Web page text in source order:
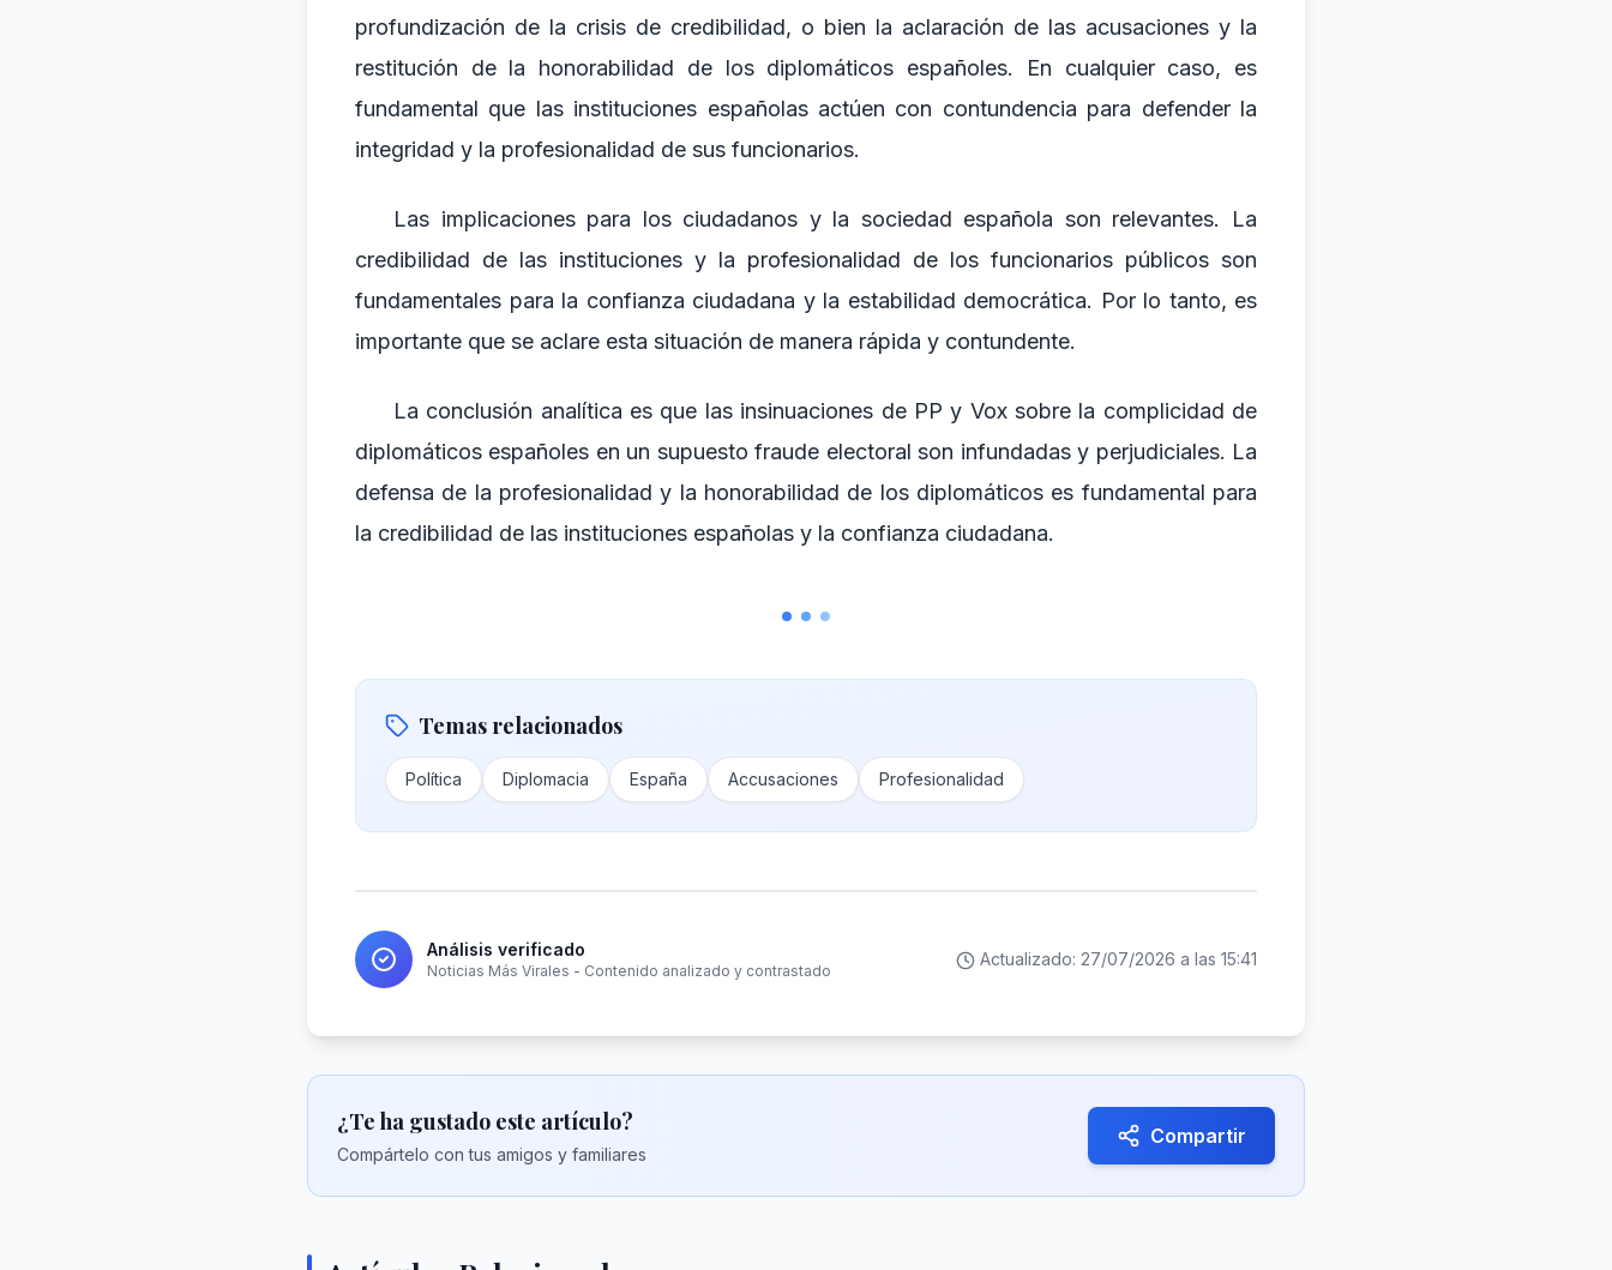
profundización de la crisis de credibilidad, o bien la aclaración de las acusaciones y la
restitución de la honorabilidad de los diplomáticos españoles. En cualquier caso, es
fundamental que las instituciones españolas actúen con contundencia para defender la
integridad y la profesionalidad de sus funcionarios.
Las implicaciones para los ciudadanos y la sociedad española son relevantes. La
credibilidad de las instituciones y la profesionalidad de los funcionarios públicos son
fundamentales para la confianza ciudadana y la estabilidad democrática. Por lo tanto, es
importante que se aclare esta situación de manera rápida y contundente.
La conclusión analítica es que las insinuaciones de PP y Vox sobre la complicidad de
diplomáticos españoles en un supuesto fraude electoral son infundadas y perjudiciales. La
defensa de la profesionalidad y la honorabilidad de los diplomáticos es fundamental para
la credibilidad de las instituciones españolas y la confianza ciudadana.
Temas relacionados
Política Diplomacia España Accusaciones Profesionalidad
Análisis verificado
Noticias Más Virales - Contenido analizado y contrastado
Actualizado: 27/07/2026 a las 15:41
¿Te ha gustado este artículo?
Compártelo con tus amigos y familiares
Compartir